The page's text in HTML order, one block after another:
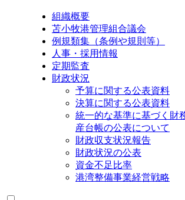
組織概要
苫小牧港管理組合議会
例規類集（条例や規則等）
人事・採用情報
定期監査
財政状況
予算に関する公表資料
決算に関する公表資料
統一的な基準に基づく財
産台帳の公表について
財政収支状況報告
財政状況の公表
資金不足比率
港湾整備事業経営戦略